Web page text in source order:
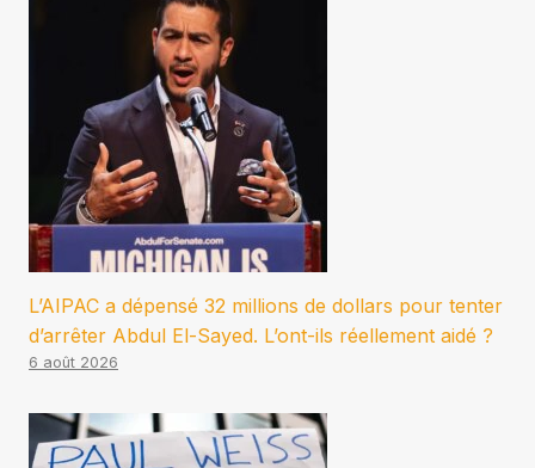
L’AIPAC a dépensé 32 millions de dollars pour tenter
d’arrêter Abdul El-Sayed. L’ont-ils réellement aidé ?
6 août 2026